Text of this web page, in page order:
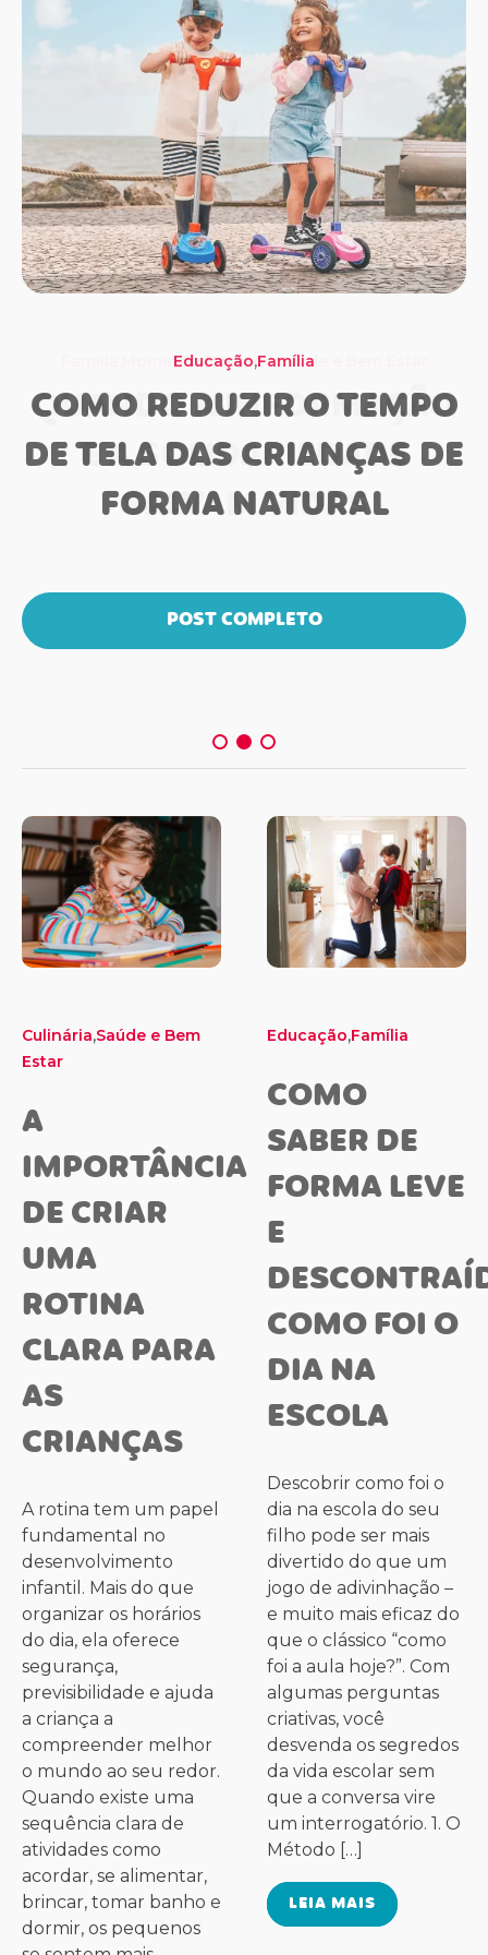
Momento DouradoSaúde e Bem Estar
POST COMPLETO
Educação,Família
COMO REDUZIR O TEMPO
DE TELA DAS CRIANÇAS DE
FORMA NATURAL
POST COMPLETO
FamíliaSaúde e Bem Estar
Culinária,Saúde e Bem
Estar
A
IMPORTÂNCIA
DE CRIAR
UMA
ROTINA
CLARA PARA
AS
CRIANÇAS
A rotina tem um papel
fundamental no
desenvolvimento
infantil. Mais do que
organizar os horários
do dia, ela oferece
segurança,
previsibilidade e ajuda
a criança a
compreender melhor
o mundo ao seu redor.
Quando existe uma
sequência clara de
atividades como
acordar, se alimentar,
brincar, tomar banho e
dormir, os pequenos
Educação,Família
COMO
SABER DE
FORMA LEVE
E
COMO FOI O
DIA NA
ESCOLA
Descobrir como foi o
dia na escola do seu
filho pode ser mais
divertido do que um
jogo de adivinhação –
e muito mais eficaz do
que o clássico “como
foi a aula hoje?”. Com
algumas perguntas
criativas, você
desvenda os segredos
da vida escolar sem
que a conversa vire
um interrogatório. 1. O
Método […]
LEIA MAIS